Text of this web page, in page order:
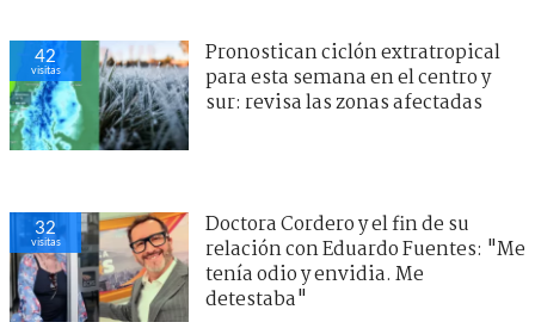
42
visitas
Pronostican ciclón extratropical
para esta semana en el centro y
sur: revisa las zonas afectadas
32
visitas
Doctora Cordero y el fin de su
relación con Eduardo Fuentes: "Me
tenía odio y envidia. Me
detestaba"